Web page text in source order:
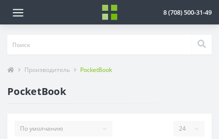
8 (708) 500-31-49
Производитель PocketBook
PocketBook